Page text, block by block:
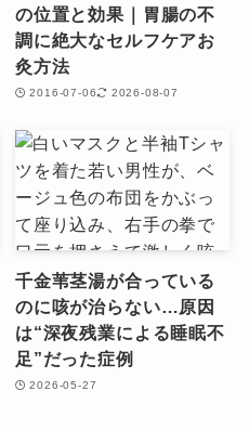
の位置と効果｜胃腸の不
調に絶大なセルフケアお
灸方法
2016-07-06 2026-08-07
千金苇茎湯が合っている
のに咳が治らない…原因
は“深夜残業による睡眠不
足”だった症例
2026-05-27